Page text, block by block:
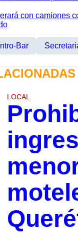
con camiones
Bar
LOCAL